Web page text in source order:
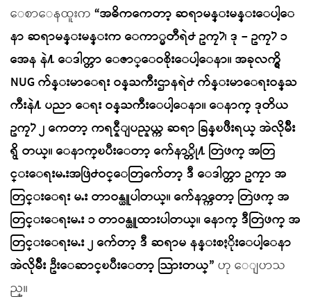
ေစာေနထူးက “အဓိကကေတာ့ ဆရာမန္းမန္းေပါ့ေ
နာ ဆရာမန္းမန္းက ေကာ္မတီရဲ႕ ဥကၠ႒၊ ဒု – ဥကၠ႒ ၁
အေန နဲ႔ ေဒါက္တာ ေဇာ္ေဝစိုးေပါ့ေနာ။ အခုလက္ရွိ
NUG က်န္းမာေရး ဝန္ႀကီးဌာနရဲ႕ က်န္းမာေရးဝန္ႀ
ကီးနဲ႔ ပညာ ေရး ဝန္ႀကီးေပါ့ေနာ။ ေနာက္ ဒုတိယ
ဥကၠ႒ ၂ ကေတာ့ ကရင္နီျပည္နယ္က ဆရာ ခြန္ၿဖိဳးရယ္ အဲလိုမ်ိဳး
ရွိ တယ္။ ေနာက္ၿပီးေတာ့ က်ေနာ္တို႔ တြဲဖက္ အတြ
င္းေရးမႉးအဖြဲ႕ဝင္ေတြက်ေတာ့ ဒီ ေဒါက္တာ ဥကၠာ အ
တြင္းေရး မႉး တာဝန္ယူပါတယ္။ က်ေနာ္ကေတာ့ တြဲဖက္ အ
တြင္းေရးမႉး ၁ တာဝန္ယူထားပါတယ္။ ေနာက္ ဒီတြဲဖက္ အ
တြင္းေရးမႉး ၂ က်ေတာ့ ဒီ ဆရာမ နန္းစႏိုးေပါ့ေနာ
အဲလိုမ်ိဳး ဦးေဆာင္ၿပီးေတာ့ သြားတယ္” ဟု ေျပာသ
ည္။